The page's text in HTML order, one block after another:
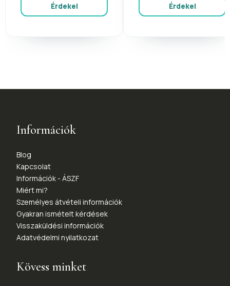
Érdekel Érdekel
Információk
Blog
Kapcsolat
Információk - ÁSZF
Miért mi?
Személyes átvételi információk
Gyakran ismételt kérdések
Visszaküldési információk
Adatvédelmi nyilatkozat
Kövess minket